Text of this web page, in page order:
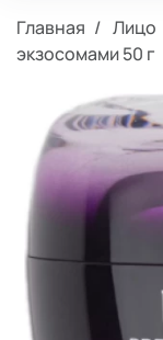
Главная Лицо
экзосомами 50 г